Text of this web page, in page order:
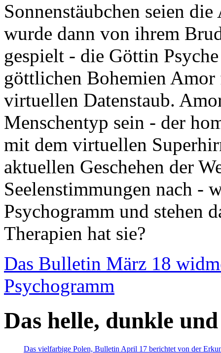
Sonnenstäubchen seien
wurde dann von ihrem
gespielt - die Göttin
göttlichen Bohemien
virtuellen Datenstaub.
Menschentyp sein - der
mit dem virtuellen
aktuellen Geschehen der
Seelenstimmungen nach -
Psychogramm und stehen
Therapien hat sie?
Das Bulletin März 18
Psychogramm
Das helle, dunkle
Das vielfarbige Polen, Bulletin April 17 berichtet von der